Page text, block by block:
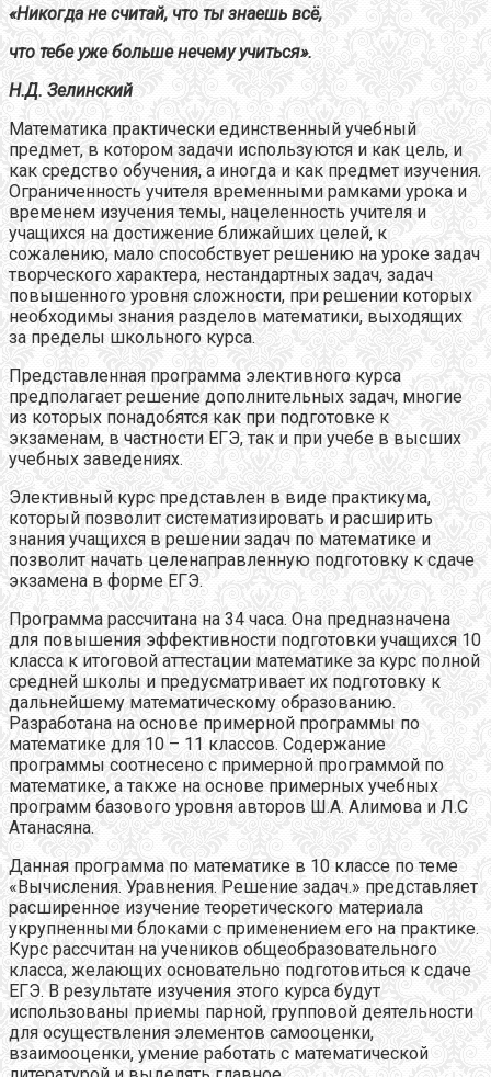
«Никогда не считай, что ты знаешь всё,
что тебе уже больше нечему учиться».
Н.Д. Зелинский
Математика практически единственный учебный
предмет, в котором задачи используются и как цель, и
как средство обучения, а иногда и как предмет изучения.
Ограниченность учителя временными рамками урока и
временем изучения темы, нацеленность учителя и
учащихся на достижение ближайших целей, к
сожалению, мало способствует решению на уроке задач
творческого характера, нестандартных задач, задач
повышенного уровня сложности, при решении которых
необходимы знания разделов математики, выходящих
за пределы школьного курса.
Представленная программа элективного курса
предполагает решение дополнительных задач, многие
из которых понадобятся как при подготовке к
экзаменам, в частности ЕГЭ, так и при учебе в высших
учебных заведениях.
Элективный курс представлен в виде практикума,
который позволит систематизировать и расширить
знания учащихся в решении задач по математике и
позволит начать целенаправленную подготовку к сдаче
экзамена в форме ЕГЭ.
Программа рассчитана на 34 часа. Она предназначена
для повышения эффективности подготовки учащихся 10
класса к итоговой аттестации математике за курс полной
средней школы и предусматривает их подготовку к
дальнейшему математическому образованию.
Разработана на основе примерной программы по
математике для 10 – 11 классов. Содержание
программы соотнесено с примерной программой по
математике, а также на основе примерных учебных
программ базового уровня авторов Ш.А. Алимова и Л.С
Атанасяна.
Данная программа по математике в 10 классе по теме
«Вычисления. Уравнения. Решение задач.» представляет
расширенное изучение теоретического материала
укрупненными блоками с применением его на практике.
Курс рассчитан на учеников общеобразовательного
класса, желающих основательно подготовиться к сдаче
ЕГЭ. В результате изучения этого курса будут
использованы приемы парной, групповой деятельности
для осуществления элементов самооценки,
взаимооценки, умение работать с математической